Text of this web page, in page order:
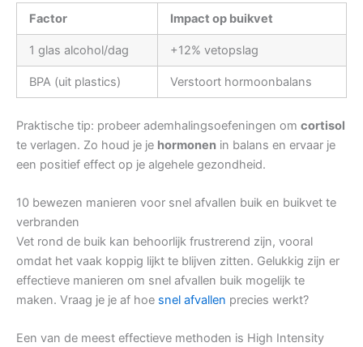
Factor Impact op buikvet
1 glas alcohol/dag +12% vetopslag
BPA (uit plastics) Verstoort hormoonbalans
Praktische tip: probeer ademhalingsoefeningen om cortisol
te verlagen. Zo houd je je hormonen in balans en ervaar je
een positief effect op je algehele gezondheid.
10 bewezen manieren voor snel afvallen buik en buikvet te
verbranden
Vet rond de buik kan behoorlijk frustrerend zijn, vooral
omdat het vaak koppig lijkt te blijven zitten. Gelukkig zijn er
effectieve manieren om snel afvallen buik mogelijk te
maken. Vraag je je af hoe snel afvallen precies werkt?
Een van de meest effectieve methoden is High Intensity